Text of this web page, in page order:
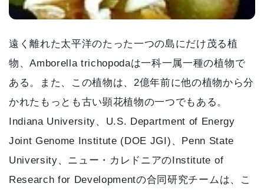
遠く離れた太平洋のたった一つの島にだけ茂る植
物、Amborella trichopodaは一科一属一種の植物で
ある。また、この植物は、2億年前に他の植物から分
かれたもっとも古い顕花植物の一つでもある。
Indiana University、U.S. Department of Energy
Joint Genome Institute (DOE JGI)、Penn State
University、ニュー・カレドニアのInstitute of
Research for Developmentの合同研究チームは、こ